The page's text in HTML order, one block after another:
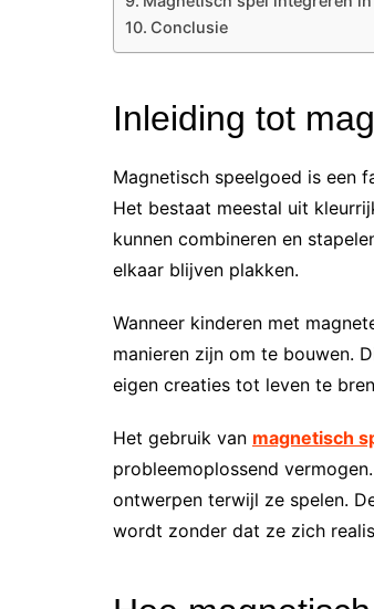
Conclusie
Inleiding tot
Magnetisch speelgoed is een
Het bestaat meestal uit
kunnen combineren en
elkaar blijven plakken.
Wanneer kinderen met
manieren zijn om te bouwen.
eigen creaties tot leven te
Het gebruik van magnetisch
probleemoplossend
ontwerpen terwijl ze spelen.
wordt zonder dat ze zich